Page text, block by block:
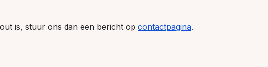
is, stuur ons dan een bericht op contactpagina.